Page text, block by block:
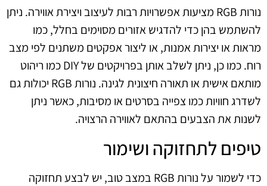
נורות RGB מציעות אפשרויות רבות לעיצוב ויצירת אווירה. ניתן
להשתמש בהן כדי להדגיש אזורים מסוימים בחלל, כמו
מראות או יצירות אמנות, או ליצור אפקטים משתנים לפי מצב
רוח. כמו כן, ניתן לשלב אותן בפרויקטים של DIY כמו ריהוט
מותאם אישית או תאורה חיצונית לגינה. נורות RGB יכולות גם
לשדרג חוויות כמו צפייה בסרטים או מסיבות, כאשר ניתן
לשנות את הצבעים בהתאם לאווירה הרצויה.
טיפים לתחזוקה ושימור
כדי לשמור על נורות RGB במצב טוב, יש לבצע תחזוקה